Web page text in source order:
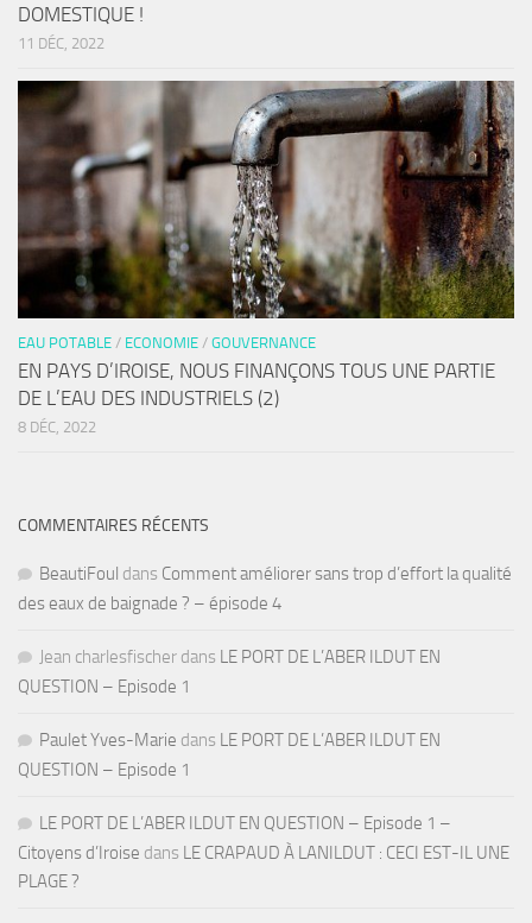
DOMESTIQUE !
11 DÉC, 2022
EAU POTABLE / ECONOMIE / GOUVERNANCE
EN PAYS D’IROISE, NOUS FINANÇONS TOUS UNE PARTIE
DE L’EAU DES INDUSTRIELS (2)
8 DÉC, 2022
COMMENTAIRES RÉCENTS
BeautiFoul dans Comment améliorer sans trop d’effort la qualité
des eaux de baignade ? – épisode 4
Jean charlesfischer dans LE PORT DE L’ABER ILDUT EN
QUESTION – Episode 1
Paulet Yves-Marie dans LE PORT DE L’ABER ILDUT EN
QUESTION – Episode 1
LE PORT DE L’ABER ILDUT EN QUESTION – Episode 1 –
Citoyens d’Iroise dans LE CRAPAUD À LANILDUT : CECI EST-IL UNE
PLAGE ?